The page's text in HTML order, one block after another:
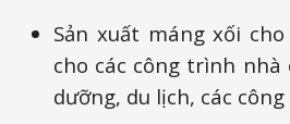
Sản xuất máng xối
cho các công trình nhà
dưỡng, du lịch, các